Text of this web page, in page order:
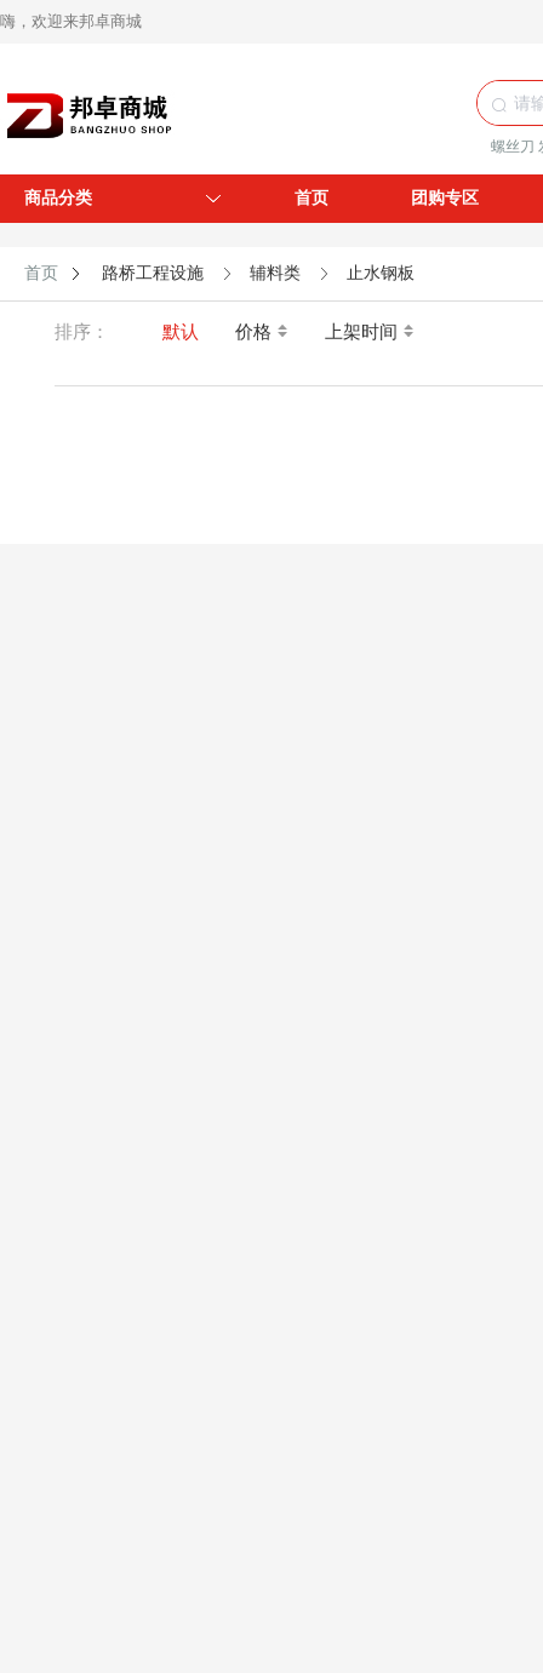
嗨，欢迎来邦卓商城
螺丝刀
商品分类 首页 团购专区
首页 路桥工程设施 辅料类 止水钢板
排序： 默认 价格 上架时间